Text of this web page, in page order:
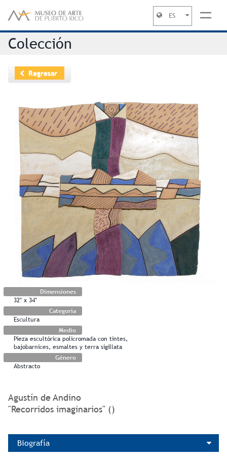
ES
Colección
Regresar
Dimensiones
32" x 34"
Categoría
Escultura
Medio
Pieza escultórica policromada con tintes,
bajobarnices, esmaltes y terra sigillata
Género
Abstracto
Agustín de Andino
"Recorridos imaginarios" ()
Biografía